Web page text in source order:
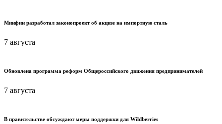
Минфин разработал законопроект об акцизе на импортную сталь
7 августа
Обновлена программа реформ Общероссийского движения предпринимателей
7 августа
В правительстве обсуждают меры поддержки для Wildberries